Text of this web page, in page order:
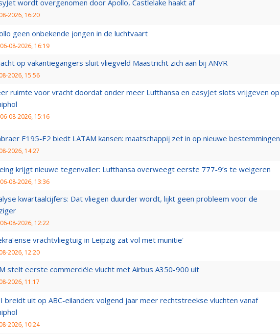
wordt overgenomen door Apollo, Castlelake haakt af
2026, 16:20
geen onbekende jongen in de luchtvaart
06-08-2026, 16:19
op vakantiegangers sluit vliegveld Maastricht zich aan bij ANVR
2026, 15:56
ruimte voor vracht doordat onder meer Lufthansa en easyJet slots vrijgeven op
06-08-2026, 15:16
E195-E2 biedt LATAM kansen: maatschappij zet in op nieuwe bestemmingen
2026, 14:27
krijgt nieuwe tegenvaller: Lufthansa overweegt eerste 777-9’s te weigeren
06-08-2026, 13:36
kwartaalcijfers: Dat vliegen duurder wordt, lijkt geen probleem voor de
06-08-2026, 12:22
vrachtvliegtuig in Leipzig zat vol met munitie'
2026, 12:20
stelt eerste commerciële vlucht met Airbus A350-900 uit
2026, 11:17
breidt uit op ABC-eilanden: volgend jaar meer rechtstreekse vluchten vanaf
2026, 10:24